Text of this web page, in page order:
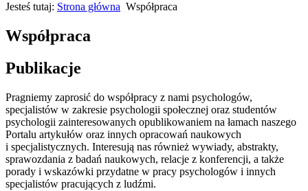
Jesteś tutaj: Strona główna Współpraca
Współpraca
Publikacje
Pragniemy zaprosić do współpracy z nami psychologów,
specjalistów w zakresie psychologii społecznej oraz studentów
psychologii zainteresowanych opublikowaniem na łamach naszego
Portalu artykułów oraz innych opracowań naukowych
i specjalistycznych. Interesują nas również wywiady, abstrakty,
sprawozdania z badań naukowych, relacje z konferencji, a także
porady i wskazówki przydatne w pracy psychologów i innych
specjalistów pracujących z ludźmi.